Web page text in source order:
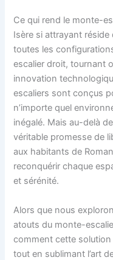
Ce qui rend le monte-
Isère si attrayant réside
toutes les
escalier droit, tournant
innovation
escaliers sont conçus
n’importe quel
inégalé. Mais au-delà
véritable promesse de
aux habitants de
reconquérir chaque
et sérénité.
Alors que nous
atouts du monte-
comment cette
tout en sublimant l’art